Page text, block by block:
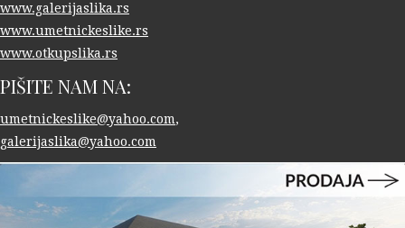
www.galerijaslika.rs
www.umetnickeslike.rs
www.otkupslika.rs
PIŠITE NAM NA:
umetnickeslike@yahoo.com,
galerijaslika@yahoo.com